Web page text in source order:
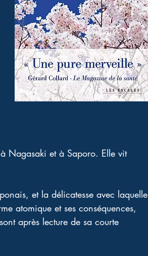
Nagasaki et à Saporo. Elle vit
et la délicatesse avec laquelle
atomique et ses conséquences,
après lecture de sa courte